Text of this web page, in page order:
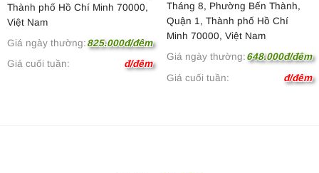
Thành phố Hồ Chí Minh 70000,
Việt Nam
Giá ngày thường: 825.000đ/đêm
Giá cuối tuần:
đ/đêm
Tháng 8, Phường Bến Thành,
Quận 1, Thành phố Hồ Chí
Minh 70000, Việt Nam
Giá ngày thường: 648.000đ/đêm
Giá cuối tuần:
đ/đêm